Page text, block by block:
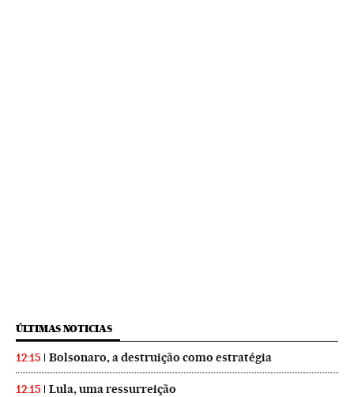
ÚLTIMAS NOTICIAS
12:15 Bolsonaro, a destruição como estratégia
12:15 Lula, uma ressurreição